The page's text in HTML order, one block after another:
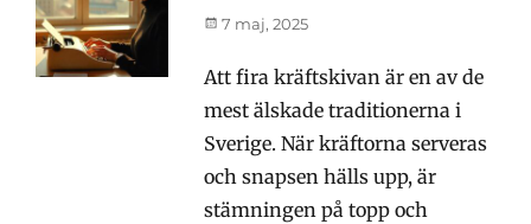
Publicerad
7 maj, 2025
Att fira kräftskivan är en av de
mest älskade traditionerna i
Sverige. När kräftorna serveras
och snapsen hälls upp, är
stämningen på topp och